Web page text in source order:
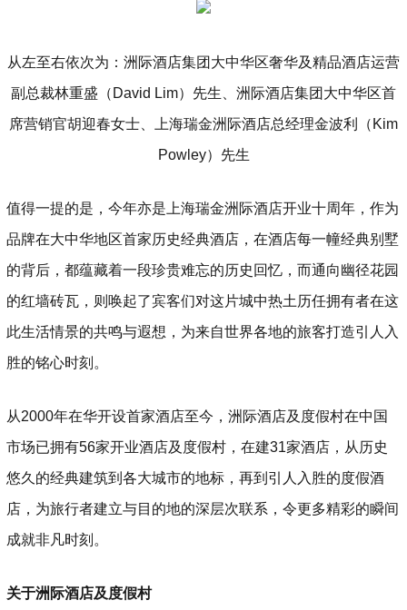
从左至右依次为：洲际酒店集团大中华区奢华及精品酒店运营
副总裁林重盛（David Lim）先生、洲际酒店集团大中华区首
席营销官胡迎春女士、上海瑞金洲际酒店总经理金波利（Kim
Powley）先生
值得一提的是，今年亦是上海瑞金洲际酒店开业十周年，作为
品牌在大中华地区首家历史经典酒店，在酒店每一幢经典别墅
的背后，都蕴藏着一段珍贵难忘的历史回忆，而通向幽径花园
的红墙砖瓦，则唤起了宾客们对这片城中热土历任拥有者在这
此生活情景的共鸣与遐想，为来自世界各地的旅客打造引人入
胜的铭心时刻。
从2000年在华开设首家酒店至今，洲际酒店及度假村在中国
市场已拥有56家开业酒店及度假村，在建31家酒店，从历史
悠久的经典建筑到各大城市的地标，再到引人入胜的度假酒
店，为旅行者建立与目的地的深层次联系，令更多精彩的瞬间
成就非凡时刻。
关于洲际酒店及度假村